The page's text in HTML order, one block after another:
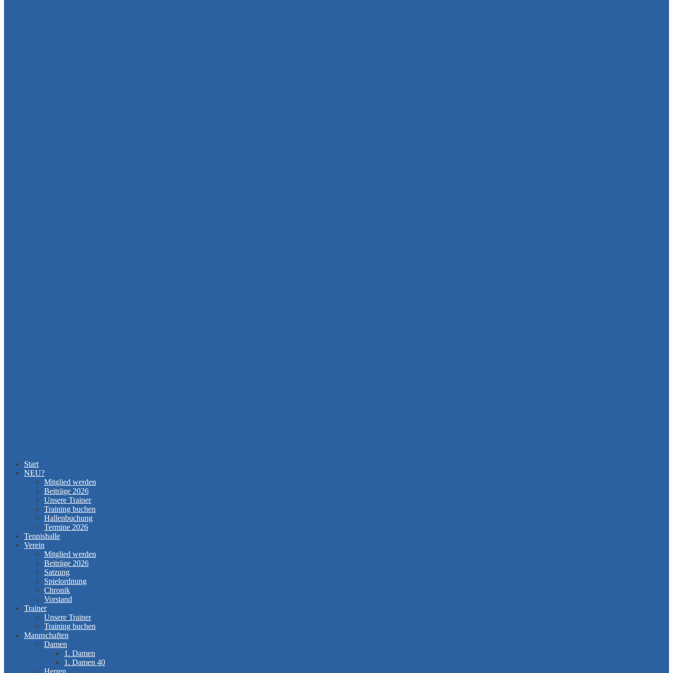
Start
NEU?
Mitglied werden
Beiträge 2026
Unsere Trainer
Training buchen
Hallenbuchung
Termine 2026
Tennishalle
Verein
Mitglied werden
Beiträge 2026
Satzung
Spielordnung
Chronik
Vorstand
Trainer
Unsere Trainer
Training buchen
Mannschaften
Damen
1. Damen
1. Damen 40
Herren